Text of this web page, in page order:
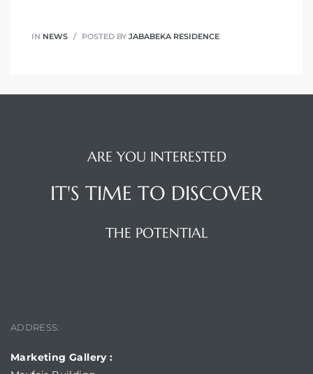
IN NEWS POSTED BY JABABEKA RESIDENCE
ARE YOU INTERESTED
IT'S TIME TO DISCOVER
THE POTENTIAL
ADDRESS:
Marketing Gallery :